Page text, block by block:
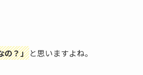
の？」 と思いますよね。